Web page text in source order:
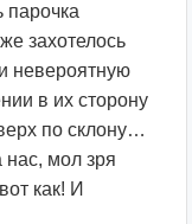
парочка
захотелось
невероятную
в их сторону
по склону…
нас, мол зря
как! И